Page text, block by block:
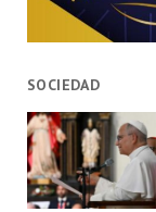
SOCIEDAD